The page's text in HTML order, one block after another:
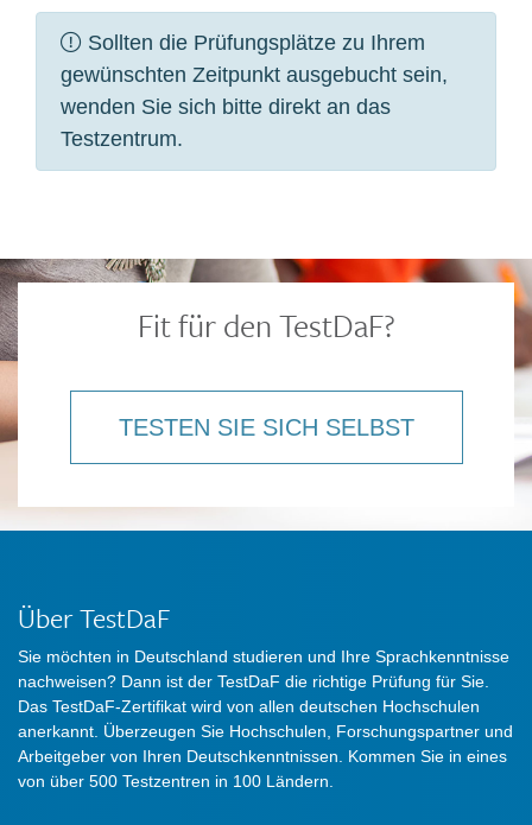
Fit für den TestDaF?
TESTEN SIE SICH SELBST
Über TestDaF
Sie möchten in Deutschland studieren und Ihre Sprachkenntnisse
nachweisen? Dann ist der TestDaF die richtige Prüfung für Sie.
Das TestDaF-Zertifikat wird von allen deutschen Hochschulen
anerkannt. Überzeugen Sie Hochschulen, Forschungspartner und
Arbeitgeber von Ihren Deutschkenntnissen. Kommen Sie in eines
von über 500 Testzentren in 100 Ländern.